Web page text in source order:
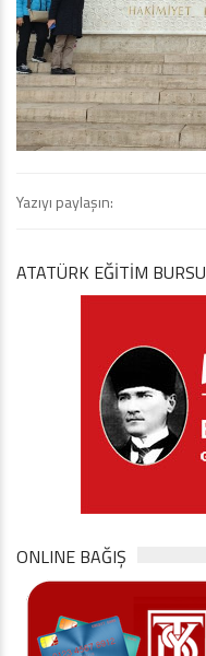
Yazıyı paylaşın:
ATATÜRK EĞITIM BURSU
ONLINE BAĞIŞ